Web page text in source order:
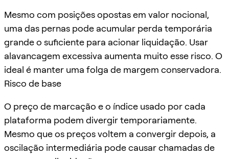
Mesmo com posições opostas em valor nocional,
uma das pernas pode acumular perda temporária
grande o suficiente para acionar liquidação. Usar
alavancagem excessiva aumenta muito esse risco. O
ideal é manter uma folga de margem conservadora.
Risco de base
O preço de marcação e o índice usado por cada
plataforma podem divergir temporariamente.
Mesmo que os preços voltem a convergir depois, a
oscilação intermediária pode causar chamadas de